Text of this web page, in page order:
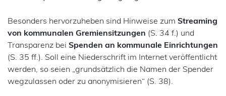
Polizei
Bodycam
Pseudonymisierung 20 28 104 112
VVT – Verzeichnis der Verarbeitungstätigkeiten
31 75 104 117
Widerspruch
Besonders hervorzuheben sind Hinweise zum Streaming
von kommunalen Gremiensitzungen (S. 34 f.) und
Transparenz bei Spenden an kommunale Einrichtungen
(S. 35 ff.). Soll eine Niederschrift im Internet veröffentlicht
werden, so seien „grundsätzlich die Namen der Spender
wegzulassen oder zu anonymisieren“ (S. 38).